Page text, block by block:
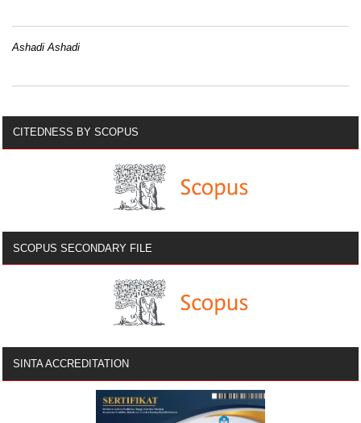
Ashadi Ashadi
CITEDNESS BY SCOPUS
SCOPUS SECONDARY FILE
SINTA ACCREDITATION